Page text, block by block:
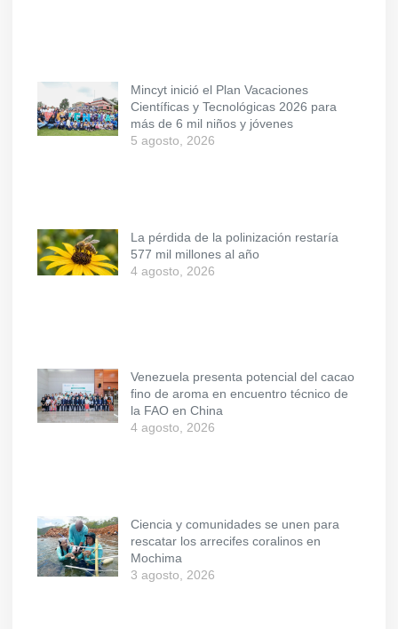
Mincyt inició el Plan Vacaciones
Científicas y Tecnológicas 2026 para
más de 6 mil niños y jóvenes
5 agosto, 2026
La pérdida de la polinización restaría
577 mil millones al año
4 agosto, 2026
Venezuela presenta potencial del cacao
fino de aroma en encuentro técnico de
la FAO en China
4 agosto, 2026
Ciencia y comunidades se unen para
rescatar los arrecifes coralinos en
Mochima
3 agosto, 2026